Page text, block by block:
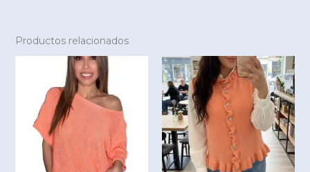
Productos relacionados